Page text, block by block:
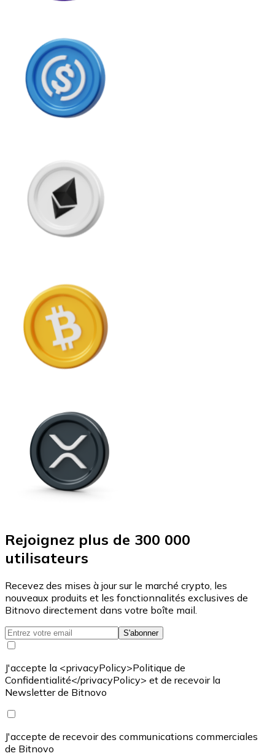
Rejoignez plus de 300 000
utilisateurs
Recevez des mises à jour sur le marché crypto, les
nouveaux produits et les fonctionnalités exclusives de
Bitnovo directement dans votre boîte mail.
S'abonner
J'accepte la <privacyPolicy>Politique de
Confidentialité</privacyPolicy> et de recevoir la
Newsletter de Bitnovo
J'accepte de recevoir des communications commerciales
de Bitnovo